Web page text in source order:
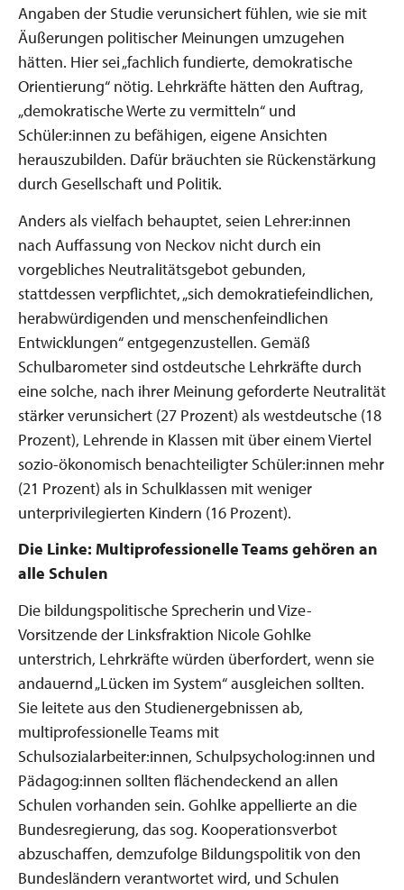
Angaben der Studie verunsichert fühlen, wie sie mit
Äußerungen politischer Meinungen umzugehen
hätten. Hier sei „fachlich fundierte, demokratische
Orientierung“ nötig. Lehrkräfte hätten den Auftrag,
„demokratische Werte zu vermitteln“ und
Schüler:innen zu befähigen, eigene Ansichten
herauszubilden. Dafür bräuchten sie Rückenstärkung
durch Gesellschaft und Politik.
Anders als vielfach behauptet, seien Lehrer:innen
nach Auffassung von Neckov nicht durch ein
vorgebliches Neutralitätsgebot gebunden,
stattdessen verpflichtet, „sich demokratiefeindlichen,
herabwürdigenden und menschenfeindlichen
Entwicklungen“ entgegenzustellen. Gemäß
Schulbarometer sind ostdeutsche Lehrkräfte durch
eine solche, nach ihrer Meinung geforderte Neutralität
stärker verunsichert (27 Prozent) als westdeutsche (18
Prozent), Lehrende in Klassen mit über einem Viertel
sozio-ökonomisch benachteiligter Schüler:innen mehr
(21 Prozent) als in Schulklassen mit weniger
unterprivilegierten Kindern (16 Prozent).
Die Linke: Multiprofessionelle Teams gehören an
alle Schulen
Die bildungspolitische Sprecherin und Vize-
Vorsitzende der Linksfraktion Nicole Gohlke
unterstrich, Lehrkräfte würden überfordert, wenn sie
andauernd „Lücken im System“ ausgleichen sollten.
Sie leitete aus den Studienergebnissen ab,
multiprofessionelle Teams mit
Schulsozialarbeiter:innen, Schulpsycholog:innen und
Pädagog:innen sollten flächendeckend an allen
Schulen vorhanden sein. Gohlke appellierte an die
Bundesregierung, das sog. Kooperationsverbot
abzuschaffen, demzufolge Bildungspolitik von den
Bundesländern verantwortet wird, und Schulen